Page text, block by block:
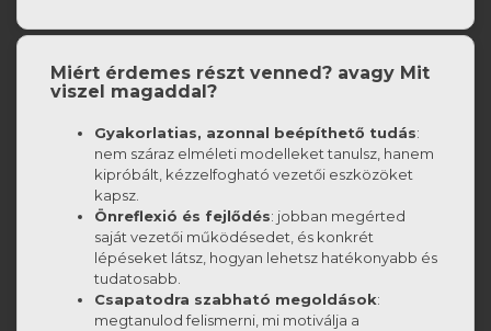
Miért érdemes részt venned? avagy Mit
viszel magaddal?
Gyakorlatias, azonnal beépíthető tudás:
nem száraz elméleti modelleket tanulsz, hanem
kipróbált, kézzelfogható vezetői eszközöket
kapsz.
Önreflexió és fejlődés: jobban megérted
saját vezetői működésedet, és konkrét
lépéseket látsz, hogyan lehetsz hatékonyabb és
tudatosabb.
Csapatodra szabható megoldások:
megtanulod felismerni, mi motiválja a